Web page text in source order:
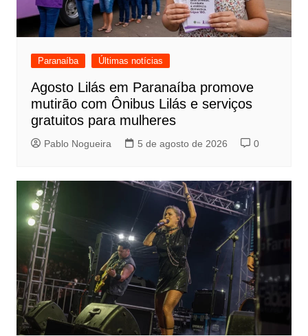
Paranaíba Últimas notícias
Agosto Lilás em Paranaíba promove
mutirão com Ônibus Lilás e serviços
gratuitos para mulheres
Pablo Nogueira 5 de agosto de 2026 0